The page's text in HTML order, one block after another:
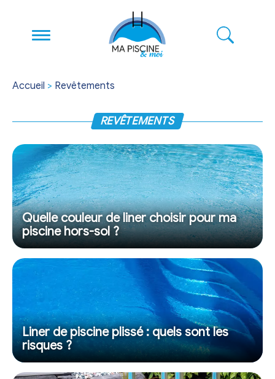
Accueil > Revêtements
REVÊTEMENTS
Quelle couleur de liner choisir pour ma
piscine hors-sol ?
Liner de piscine plissé : quels sont les
risques ?